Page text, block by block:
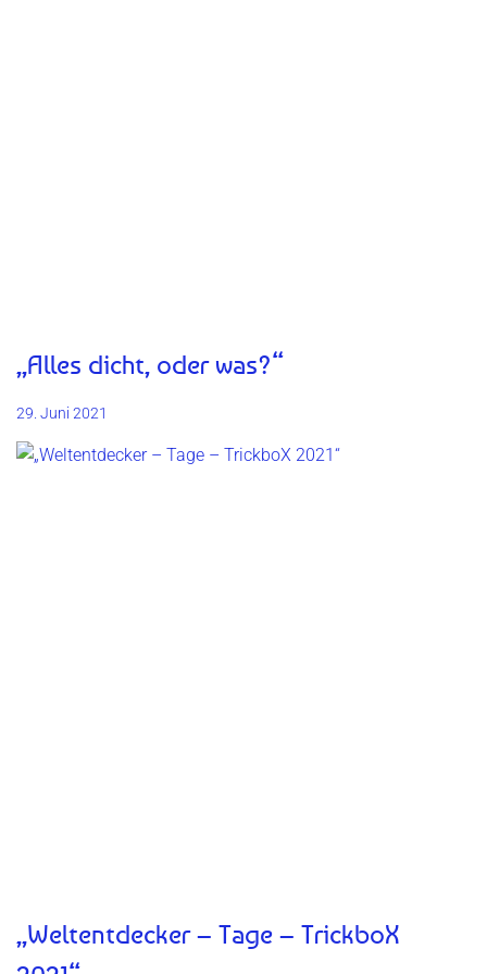
„Alles dicht, oder was?“
29. Juni 2021
„Weltentdecker – Tage – TrickboX